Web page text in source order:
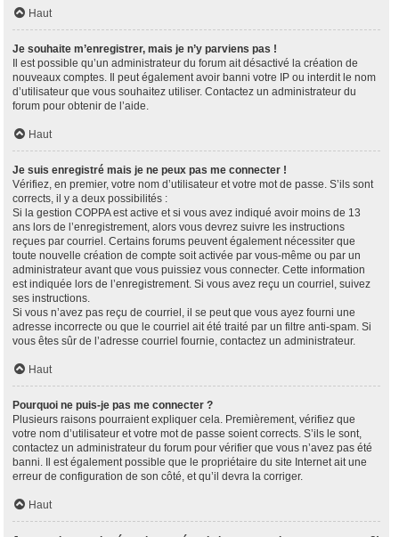
Haut
Je souhaite m’enregistrer, mais je n’y parviens pas !
Il est possible qu’un administrateur du forum ait désactivé la création de
nouveaux comptes. Il peut également avoir banni votre IP ou interdit le nom
d’utilisateur que vous souhaitez utiliser. Contactez un administrateur du
forum pour obtenir de l’aide.
Haut
Je suis enregistré mais je ne peux pas me connecter !
Vérifiez, en premier, votre nom d’utilisateur et votre mot de passe. S’ils sont
corrects, il y a deux possibilités :
Si la gestion COPPA est active et si vous avez indiqué avoir moins de 13
ans lors de l’enregistrement, alors vous devrez suivre les instructions
reçues par courriel. Certains forums peuvent également nécessiter que
toute nouvelle création de compte soit activée par vous-même ou par un
administrateur avant que vous puissiez vous connecter. Cette information
est indiquée lors de l’enregistrement. Si vous avez reçu un courriel, suivez
ses instructions.
Si vous n’avez pas reçu de courriel, il se peut que vous ayez fourni une
adresse incorrecte ou que le courriel ait été traité par un filtre anti-spam. Si
vous êtes sûr de l’adresse courriel fournie, contactez un administrateur.
Haut
Pourquoi ne puis-je pas me connecter ?
Plusieurs raisons pourraient expliquer cela. Premièrement, vérifiez que
votre nom d’utilisateur et votre mot de passe soient corrects. S’ils le sont,
contactez un administrateur du forum pour vérifier que vous n’avez pas été
banni. Il est également possible que le propriétaire du site Internet ait une
erreur de configuration de son côté, et qu’il devra la corriger.
Haut